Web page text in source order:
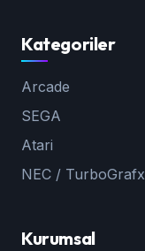
Kategoriler
Arcade
SEGA
Atari
NEC / TurboGrafx
Kurumsal